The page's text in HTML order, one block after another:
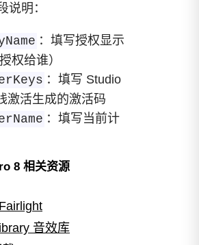
说明：
：填写授权显示
权给谁）
：填写 Studio
激活生成的激活码
：填写当前计
8 相关资源
音效库